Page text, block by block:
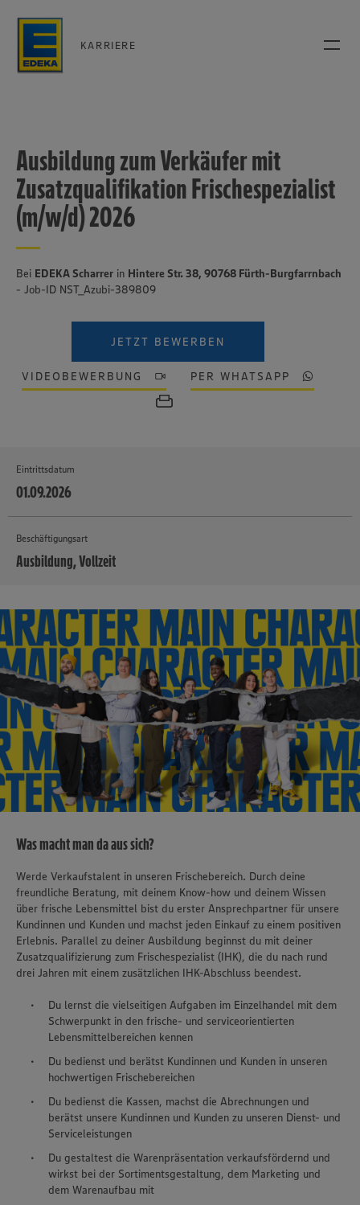
KARRIERE
Ausbildung zum Verkäufer mit
Zusatzqualifikation Frischespezialist
(m/w/d) 2026
Bei EDEKA Scharrer in Hintere Str. 38, 90768 Fürth-Burgfarrnbach
- Job-ID NST_Azubi-389809
JETZT BEWERBEN
VIDEOBEWERBUNG PER WHATSAPP
Eintrittsdatum
01.09.2026
Beschäftigungsart
Ausbildung, Vollzeit
Was macht man da aus sich?
Werde Verkaufstalent in unseren Frischebereich. Durch deine
freundliche Beratung, mit deinem Know-how und deinem Wissen
über frische Lebensmittel bist du erster Ansprechpartner für unsere
Kundinnen und Kunden und machst jeden Einkauf zu einem positiven
Erlebnis. Parallel zu deiner Ausbildung beginnst du mit deiner
Zusatzqualifizierung zum Frischespezialist (IHK), die du nach rund
drei Jahren mit einem zusätzlichen IHK-Abschluss beendest.
Du lernst die vielseitigen Aufgaben im Einzelhandel mit dem
Schwerpunkt in den frische- und serviceorientierten
Lebensmittelbereichen kennen
Du bedienst und berätst Kundinnen und Kunden in unseren
hochwertigen Frischebereichen
Du bedienst die Kassen, machst die Abrechnungen und
berätst unsere Kundinnen und Kunden zu unseren Dienst- und
Serviceleistungen
Du gestaltest die Warenpräsentation verkaufsfördernd und
wirkst bei der Sortimentsgestaltung, dem Marketing und
dem Warenaufbau mit